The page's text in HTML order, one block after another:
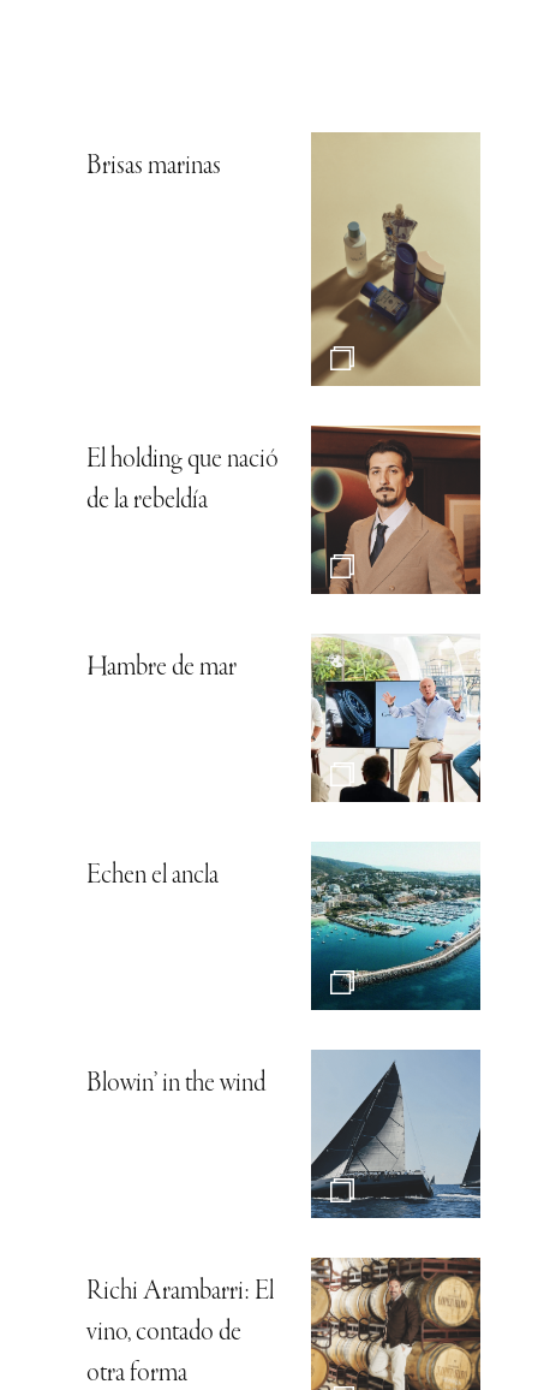
Brisas marinas
El holding que nació
de la rebeldía
Hambre de mar
Echen el ancla
Blowin’ in the wind
Richi Arambarri: El
vino, contado de
otra forma